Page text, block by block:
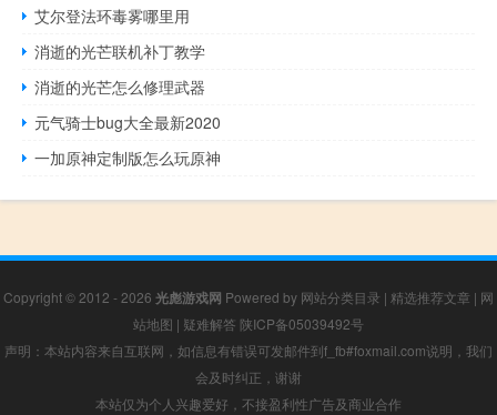
艾尔登法环毒雾哪里用
消逝的光芒联机补丁教学
消逝的光芒怎么修理武器
元气骑士bug大全最新2020
一加原神定制版怎么玩原神
Copyright © 2012 - 2026 光彪游戏网 Powered by 网站分类目录 | 精选推荐文章 | 网
站地图 | 疑难解答 陕ICP备05039492号
声明：本站内容来自互联网，如信息有错误可发邮件到f_fb#foxmail.com说明，我们
会及时纠正，谢谢
本站仅为个人兴趣爱好，不接盈利性广告及商业合作